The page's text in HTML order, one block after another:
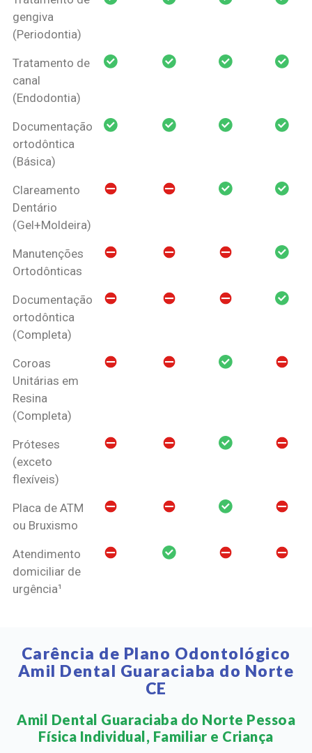
gengiva
(Periodontia)
Tratamento de
canal
(Endodontia)
Documentação
ortodôntica
(Básica)
Clareamento
Dentário
(Gel+Moldeira)
Manutenções
Ortodônticas
Documentação
ortodôntica
(Completa)
Coroas
Unitárias em
Resina
(Completa)
Próteses
(exceto
flexíveis)
Placa de ATM
ou Bruxismo
Atendimento
domiciliar de
urgência¹
Carência de Plano Odontológico
Amil Dental Guaraciaba do Norte
CE
Amil Dental Guaraciaba do Norte Pessoa
Física Individual, Familiar e Criança​